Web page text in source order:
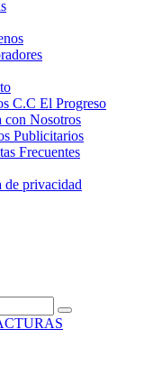
C.C El Progreso
con Nosotros
Publicitarios
Frecuentes
de privacidad